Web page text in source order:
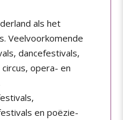
als het
Veelvoorkomende
dancefestivals,
opera- en
en poëzie-